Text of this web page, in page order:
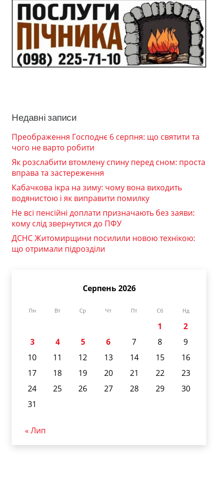
Недавні записи
Преображення Господнє 6 серпня: що святити та
чого не варто робити
Як розслабити втомлену спину перед сном: проста
вправа та застереження
Кабачкова ікра на зиму: чому вона виходить
водянистою і як виправити помилку
Не всі пенсійні доплати призначають без заяви:
кому слід звернутися до ПФУ
ДСНС Житомирщини посилили новою технікою:
що отримали підрозділи
Серпень 2026
Пн Вт Ср Чт Пт Сб Нд
1
2
3
4 5 6 7 8
9
10
11 12 13 14 15
16
17
18 19 20 21 22
23
24
25 26 27 28 29
30
31
« Лип